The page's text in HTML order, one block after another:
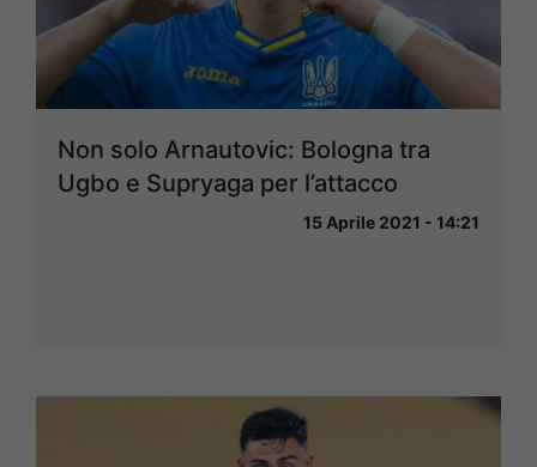
Non solo Arnautovic: Bologna tra
Ugbo e Supryaga per l’attacco
15 Aprile 2021 - 14:21